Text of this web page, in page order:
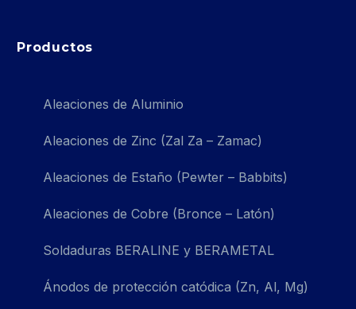
Productos
Aleaciones de Aluminio
Aleaciones de Zinc (Zal Za – Zamac)
Aleaciones de Estaño (Pewter – Babbits)
Aleaciones de Cobre (Bronce – Latón)
Soldaduras BERALINE y BERAMETAL
Ánodos de protección catódica (Zn, Al, Mg)